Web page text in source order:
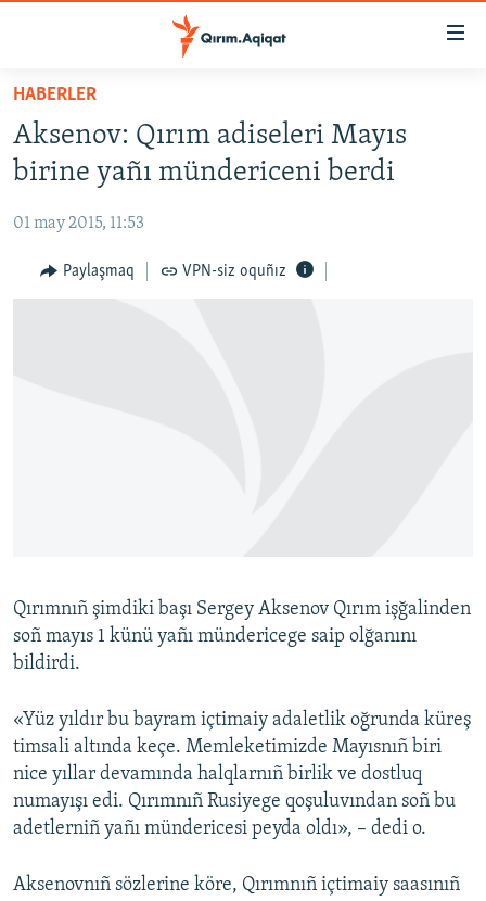
Esas
qaytmaq
Baş
navigatsiyağa
qaytmaq
qaytmaq
HABERLER
İQTİSADİYAT
CEMİYET
MEDENİYET
QOŞULIÑIZ!
RFE/RS bütün saytları
HABERLER
Aksenov: Qırım adiseleri Mayıs
birine yañı mündericeni berdi
01 may 2015, 11:53
Paylaşmaq VPN-siz oquñız
Qırımnıñ şimdiki başı Sergey Aksenov Qırım işğalinden
soñ mayıs 1 künü yañı mündericege saip olğanını
bildirdi.
«Yüz yıldır bu bayram içtimaiy adaletlik oğrunda küreş
timsali altında keçe. Memleketimizde Mayısnıñ biri
nice yıllar devamında halqlarnıñ birlik ve dostluq
numayışı edi. Qırımnıñ Rusiyege qoşuluvından soñ bu
adetlerniñ yañı mündericesi peyda oldı», – dedi o.
Aksenovnıñ sözlerine köre, Qırımnıñ içtimaiy saasınıñ